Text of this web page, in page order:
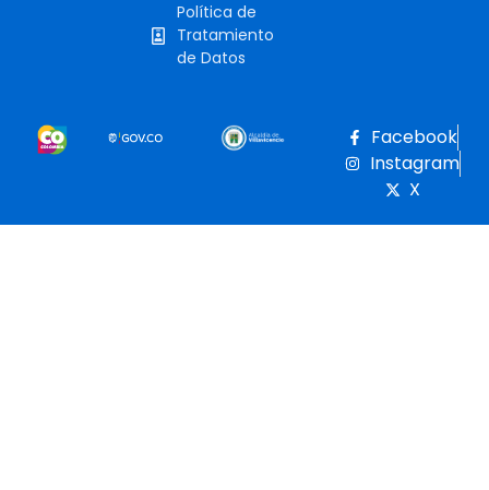
Política de
Tratamiento
de Datos
Facebook
Instagram
X